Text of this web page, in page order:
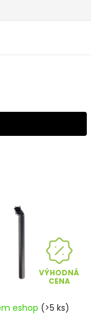
VÝHODNÁ
CENA
eshop (>5 ks)